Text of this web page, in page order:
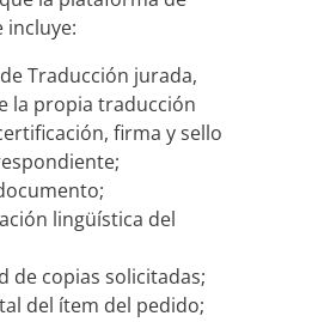
incluye:
Traducción jurada,
la propia traducción
firma y sello
lingüística del
de copias solicitadas;
del ítem del pedido;